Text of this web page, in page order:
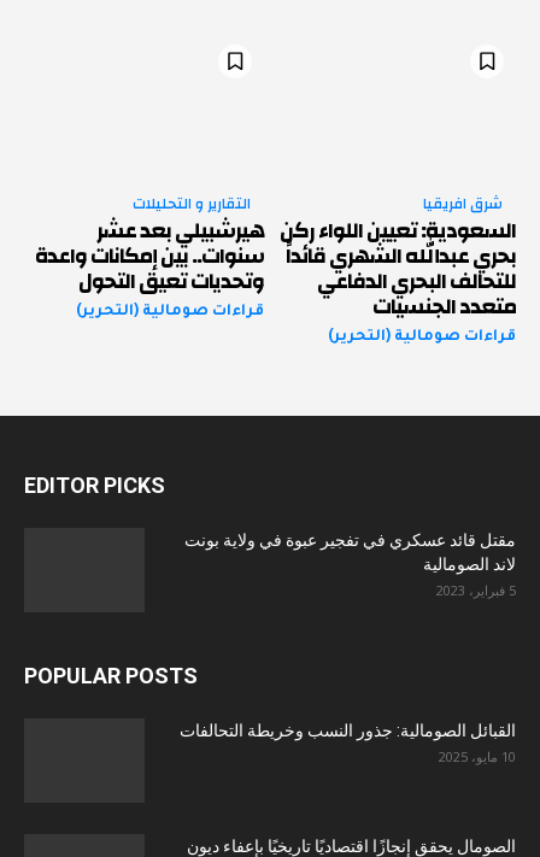
شرق افريقيا
السعودية: تعيين اللواء ركن
بحري عبدالله الشهري قائداً
للتحالف البحري الدفاعي
متعدد الجنسيات
قراءات صومالية (التحرير)
التقارير و التحليلات
هيرشبيلي بعد عشر
سنوات.. بين إمكانات واعدة
وتحديات تعيق التحول
قراءات صومالية (التحرير)
EDITOR PICKS
مقتل قائد عسكري في تفجير عبوة في ولاية بونت
لاند الصومالية
5 فبراير، 2023
POPULAR POSTS
القبائل الصومالية: جذور النسب وخريطة التحالفات
10 مايو، 2025
الصومال يحقق إنجازًا اقتصاديًا تاريخيًا بإعفاء ديون